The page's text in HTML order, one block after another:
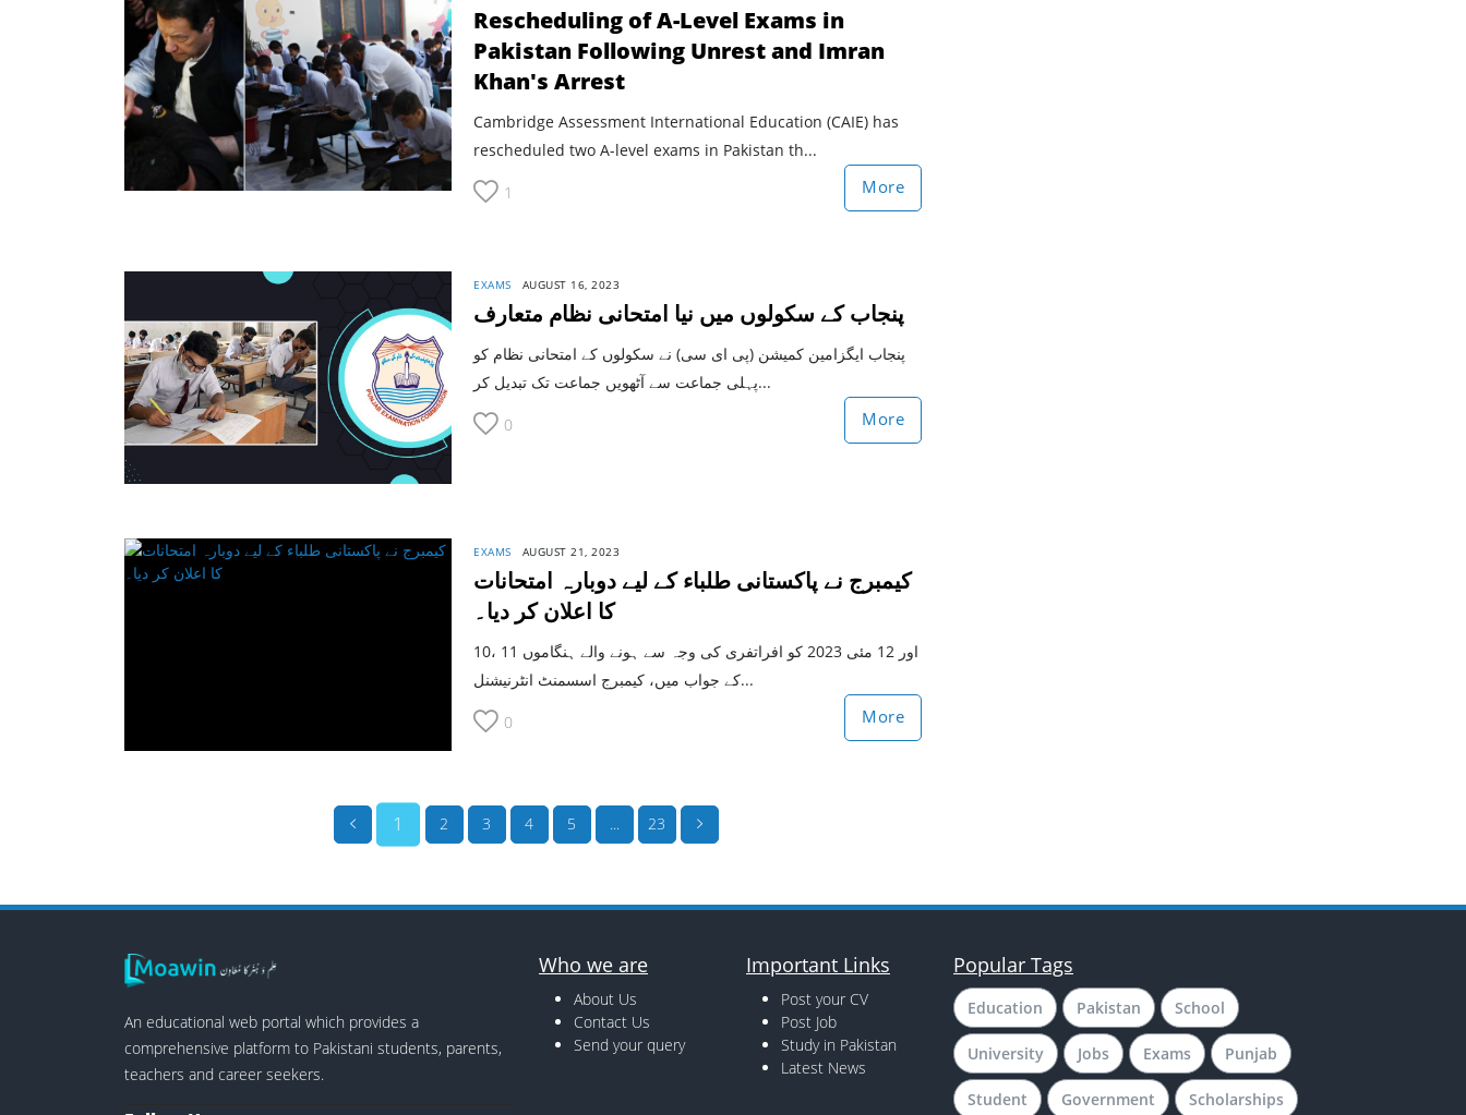
Rescheduling of A-Level Exams in
Pakistan Following Unrest and Imran
Khan's Arrest
Cambridge Assessment International Education (CAIE) has
rescheduled two A-level exams in Pakistan th...
1 More
EXAMS AUGUST 16, 2023
پنجاب کے سکولوں میں نیا امتحانی نظام متعارف
پنجاب ایگزامین کمیشن (پی ای سی) نے سکولوں کے امتحانی نظام کو
پہلی جماعت سے آٹھویں جماعت تک تبدیل کر...
0 More
EXAMS AUGUST 21, 2023
کیمبرج نے پاکستانی طلباء کے لیے دوبارہ امتحانات
کا اعلان کر دیا۔
10، 11 اور 12 مئی 2023 کو افراتفری کی وجہ سے ہونے والے ہنگاموں
کے جواب میں، کیمبرج اسسمنٹ انٹرنیشنل...
0 More
1 2 3 4 5 ... 23
An educational web portal which provides a
comprehensive platform to Pakistani students, parents,
teachers and career seekers.
Who we are
About Us
Contact Us
Send your query
Important Links
Post your CV
Post Job
Study in Pakistan
Latest News
Popular Tags
Education Pakistan School
University Jobs Exams Punjab
Student Government Scholarships